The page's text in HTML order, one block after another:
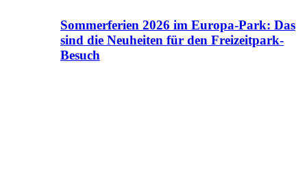
Sommerferien 2026 im Europa-Park: Das
sind die Neuheiten für den Freizeitpark-
Besuch